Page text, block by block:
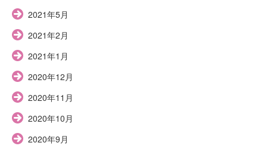
2021年5月
2021年2月
2021年1月
2020年12月
2020年11月
2020年10月
2020年9月